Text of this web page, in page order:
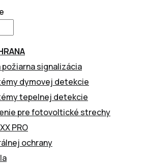
požiarna signalizácia
dymovej detekcie
tepelnej detekcie
pre fotovoltické strechy
PRO
ochrany